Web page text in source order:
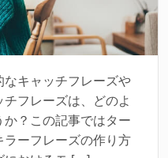
キャッチフレーズや
フレーズは、どのよ
か？この記事ではター
ーフレーズの作り方